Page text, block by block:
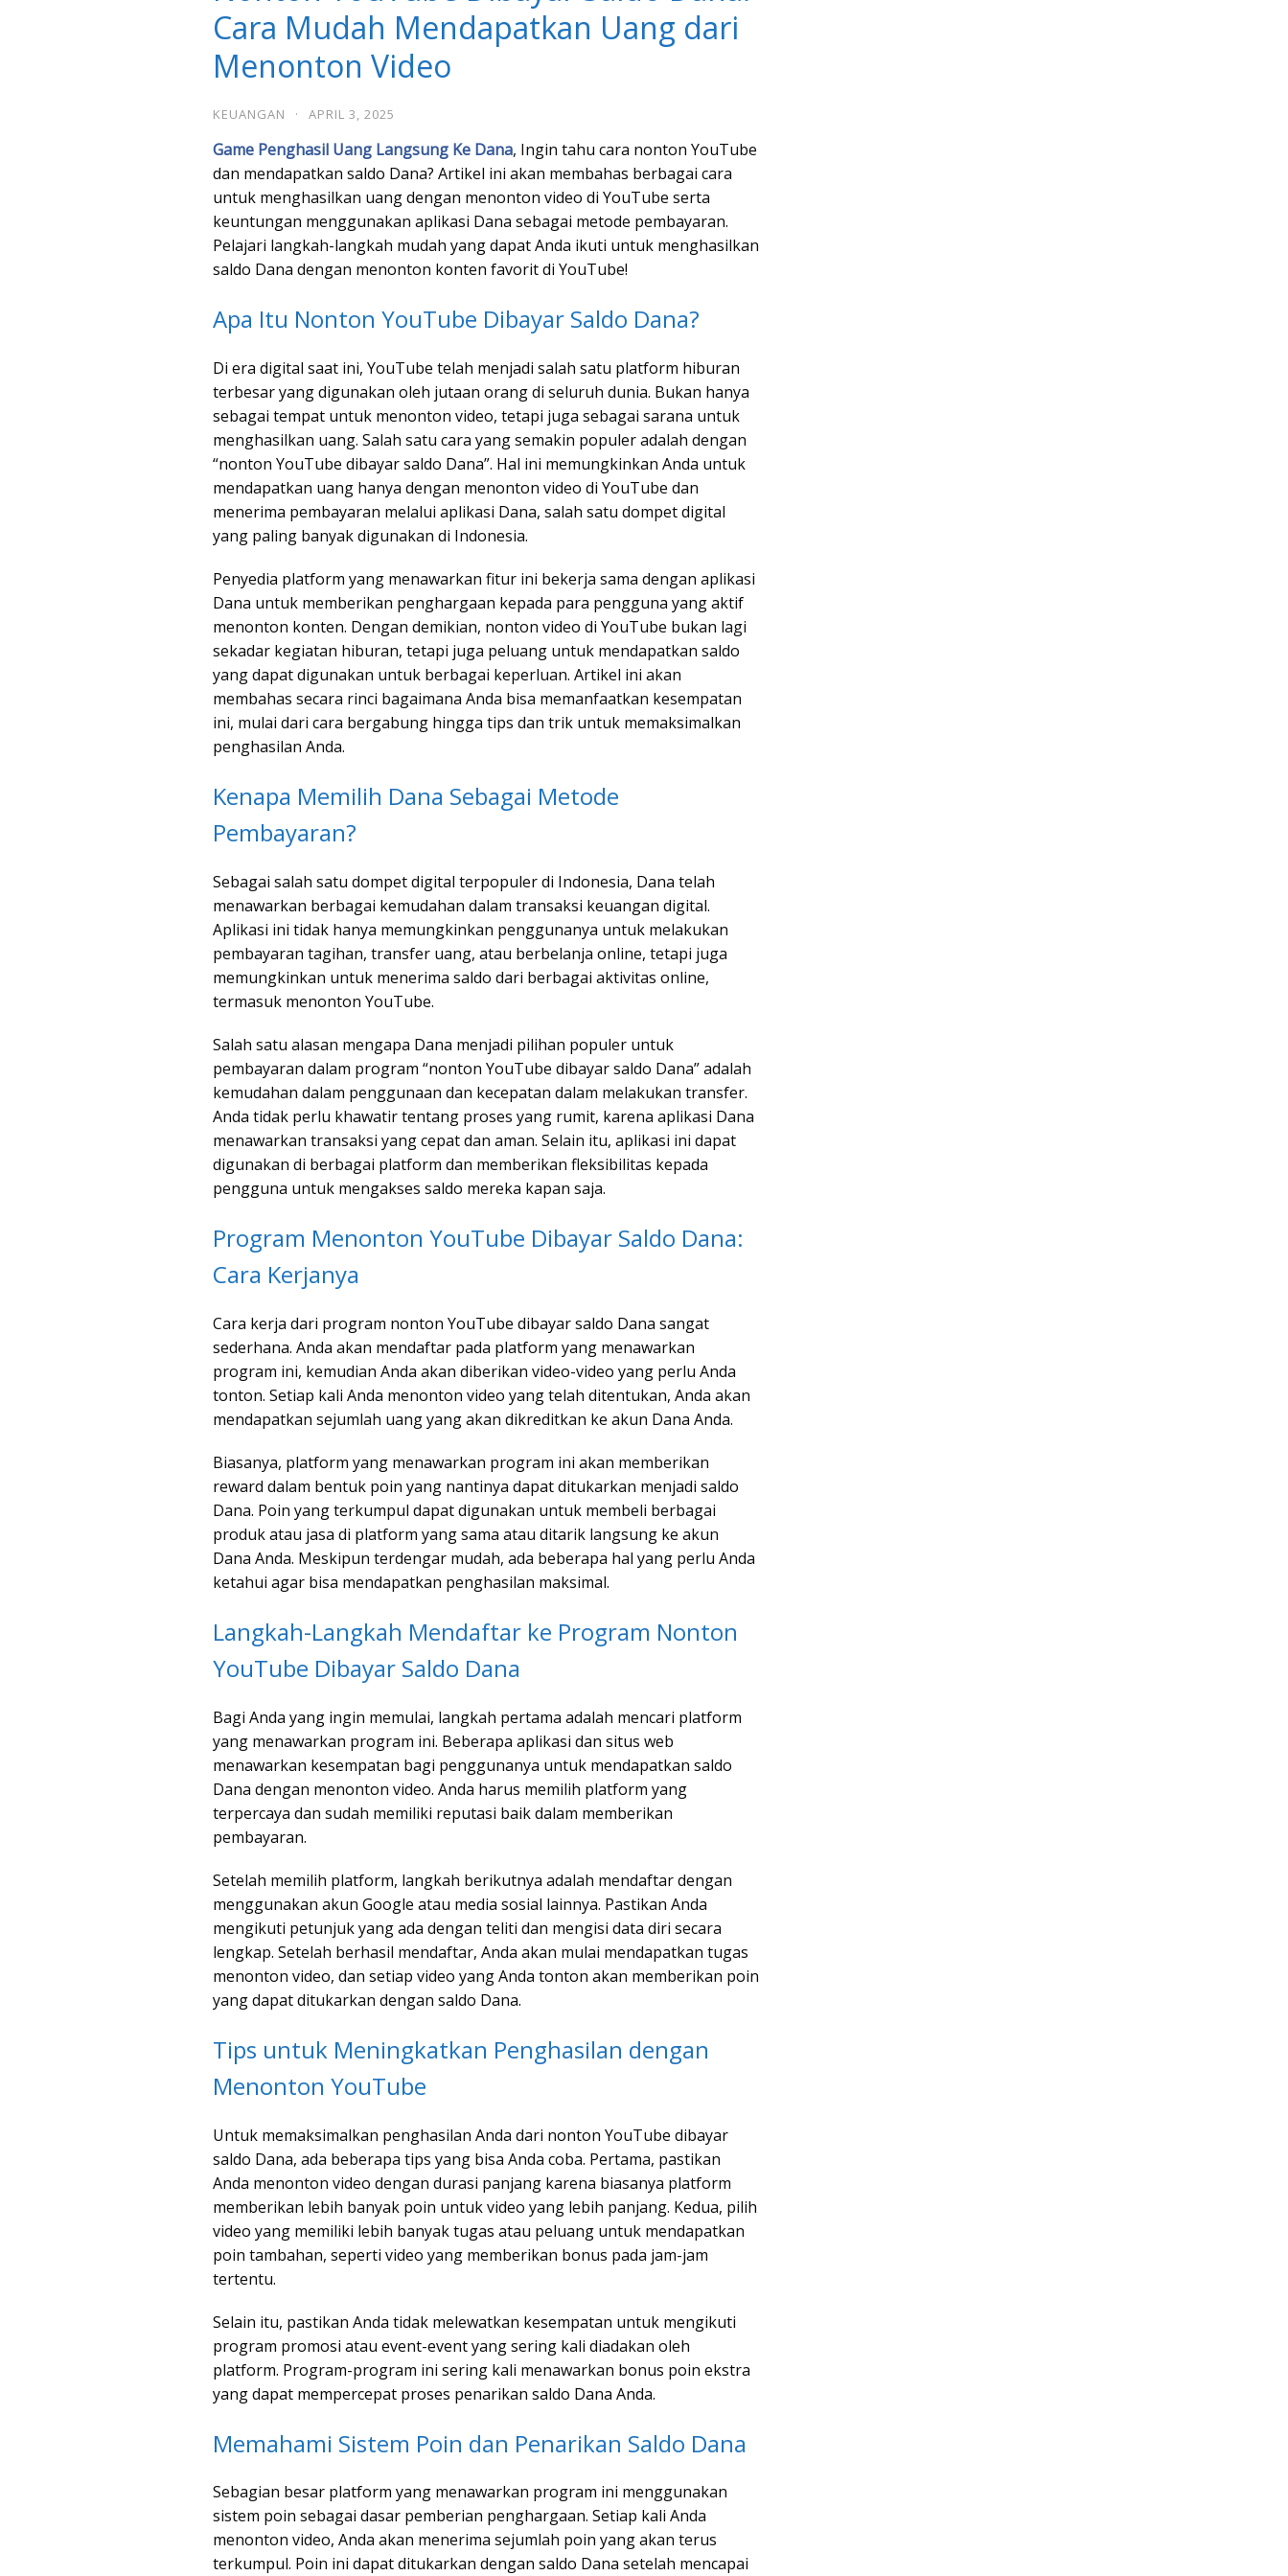
Cara Mudah Mendapatkan Uang dari
Menonton Video
KEUANGAN · APRIL 3, 2025
Game Penghasil Uang Langsung Ke Dana, Ingin tahu cara nonton YouTube
dan mendapatkan saldo Dana? Artikel ini akan membahas berbagai cara
untuk menghasilkan uang dengan menonton video di YouTube serta
keuntungan menggunakan aplikasi Dana sebagai metode pembayaran.
Pelajari langkah-langkah mudah yang dapat Anda ikuti untuk menghasilkan
saldo Dana dengan menonton konten favorit di YouTube!
Apa Itu Nonton YouTube Dibayar Saldo Dana?
Di era digital saat ini, YouTube telah menjadi salah satu platform hiburan
terbesar yang digunakan oleh jutaan orang di seluruh dunia. Bukan hanya
sebagai tempat untuk menonton video, tetapi juga sebagai sarana untuk
menghasilkan uang. Salah satu cara yang semakin populer adalah dengan
“nonton YouTube dibayar saldo Dana”. Hal ini memungkinkan Anda untuk
mendapatkan uang hanya dengan menonton video di YouTube dan
menerima pembayaran melalui aplikasi Dana, salah satu dompet digital
yang paling banyak digunakan di Indonesia.
Penyedia platform yang menawarkan fitur ini bekerja sama dengan aplikasi
Dana untuk memberikan penghargaan kepada para pengguna yang aktif
menonton konten. Dengan demikian, nonton video di YouTube bukan lagi
sekadar kegiatan hiburan, tetapi juga peluang untuk mendapatkan saldo
yang dapat digunakan untuk berbagai keperluan. Artikel ini akan
membahas secara rinci bagaimana Anda bisa memanfaatkan kesempatan
ini, mulai dari cara bergabung hingga tips dan trik untuk memaksimalkan
penghasilan Anda.
Kenapa Memilih Dana Sebagai Metode
Pembayaran?
Sebagai salah satu dompet digital terpopuler di Indonesia, Dana telah
menawarkan berbagai kemudahan dalam transaksi keuangan digital.
Aplikasi ini tidak hanya memungkinkan penggunanya untuk melakukan
pembayaran tagihan, transfer uang, atau berbelanja online, tetapi juga
memungkinkan untuk menerima saldo dari berbagai aktivitas online,
termasuk menonton YouTube.
Salah satu alasan mengapa Dana menjadi pilihan populer untuk
pembayaran dalam program “nonton YouTube dibayar saldo Dana” adalah
kemudahan dalam penggunaan dan kecepatan dalam melakukan transfer.
Anda tidak perlu khawatir tentang proses yang rumit, karena aplikasi Dana
menawarkan transaksi yang cepat dan aman. Selain itu, aplikasi ini dapat
digunakan di berbagai platform dan memberikan fleksibilitas kepada
pengguna untuk mengakses saldo mereka kapan saja.
Program Menonton YouTube Dibayar Saldo Dana:
Cara Kerjanya
Cara kerja dari program nonton YouTube dibayar saldo Dana sangat
sederhana. Anda akan mendaftar pada platform yang menawarkan
program ini, kemudian Anda akan diberikan video-video yang perlu Anda
tonton. Setiap kali Anda menonton video yang telah ditentukan, Anda akan
mendapatkan sejumlah uang yang akan dikreditkan ke akun Dana Anda.
Biasanya, platform yang menawarkan program ini akan memberikan
reward dalam bentuk poin yang nantinya dapat ditukarkan menjadi saldo
Dana. Poin yang terkumpul dapat digunakan untuk membeli berbagai
produk atau jasa di platform yang sama atau ditarik langsung ke akun
Dana Anda. Meskipun terdengar mudah, ada beberapa hal yang perlu Anda
ketahui agar bisa mendapatkan penghasilan maksimal.
Langkah-Langkah Mendaftar ke Program Nonton
YouTube Dibayar Saldo Dana
Bagi Anda yang ingin memulai, langkah pertama adalah mencari platform
yang menawarkan program ini. Beberapa aplikasi dan situs web
menawarkan kesempatan bagi penggunanya untuk mendapatkan saldo
Dana dengan menonton video. Anda harus memilih platform yang
terpercaya dan sudah memiliki reputasi baik dalam memberikan
pembayaran.
Setelah memilih platform, langkah berikutnya adalah mendaftar dengan
menggunakan akun Google atau media sosial lainnya. Pastikan Anda
mengikuti petunjuk yang ada dengan teliti dan mengisi data diri secara
lengkap. Setelah berhasil mendaftar, Anda akan mulai mendapatkan tugas
menonton video, dan setiap video yang Anda tonton akan memberikan poin
yang dapat ditukarkan dengan saldo Dana.
Tips untuk Meningkatkan Penghasilan dengan
Menonton YouTube
Untuk memaksimalkan penghasilan Anda dari nonton YouTube dibayar
saldo Dana, ada beberapa tips yang bisa Anda coba. Pertama, pastikan
Anda menonton video dengan durasi panjang karena biasanya platform
memberikan lebih banyak poin untuk video yang lebih panjang. Kedua, pilih
video yang memiliki lebih banyak tugas atau peluang untuk mendapatkan
poin tambahan, seperti video yang memberikan bonus pada jam-jam
tertentu.
Selain itu, pastikan Anda tidak melewatkan kesempatan untuk mengikuti
program promosi atau event-event yang sering kali diadakan oleh
platform. Program-program ini sering kali menawarkan bonus poin ekstra
yang dapat mempercepat proses penarikan saldo Dana Anda.
Memahami Sistem Poin dan Penarikan Saldo Dana
Sebagian besar platform yang menawarkan program ini menggunakan
sistem poin sebagai dasar pemberian penghargaan. Setiap kali Anda
menonton video, Anda akan menerima sejumlah poin yang akan terus
terkumpul. Poin ini dapat ditukarkan dengan saldo Dana setelah mencapai